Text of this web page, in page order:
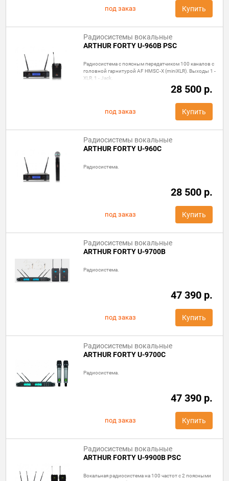
Купить
под заказ
Радиосистемы вокальные
ARTHUR FORTY U-960B PSC
28 500 р.
Радиосистема с поясным передатчиком 100 каналов с
головной гарнитурой AF HMSC-X (miniXLR). Выходы 1 -
XLR, 1 - Jack.
Купить
под заказ
Радиосистемы вокальные
ARTHUR FORTY U-960C
28 500 р.
Радиосистема.
Купить
под заказ
Радиосистемы вокальные
ARTHUR FORTY U-9700B
47 390 р.
Радиосистема.
Купить
под заказ
Радиосистемы вокальные
ARTHUR FORTY U-9700C
47 390 р.
Радиосистема.
Купить
под заказ
Радиосистемы вокальные
ARTHUR FORTY U-9900B PSC
Вокальная радиосистема на 100 частот с 2 поясными